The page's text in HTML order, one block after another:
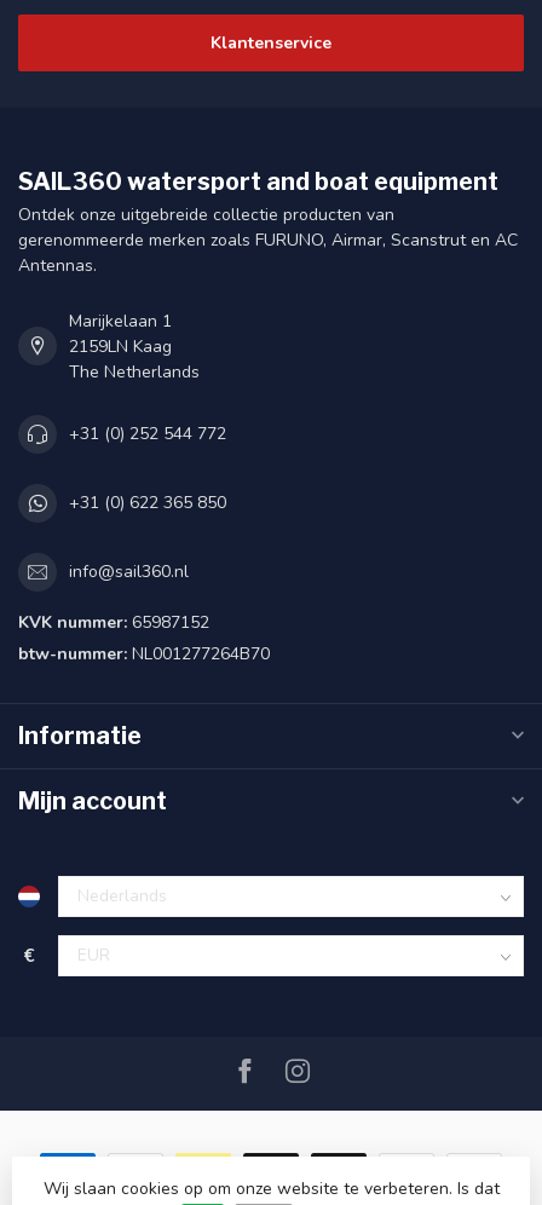
Klantenservice
SAIL360 watersport and boat equipment
Ontdek onze uitgebreide collectie producten van
gerenommeerde merken zoals FURUNO, Airmar, Scanstrut en AC
Antennas.
Marijkelaan 1
2159LN Kaag
The Netherlands
+31 (0) 252 544 772
+31 (0) 622 365 850
info@sail360.nl
KVK nummer: 65987152
btw-nummer: NL001277264B70
Informatie
Mijn account
€
Wij slaan cookies op om onze website te verbeteren. Is dat